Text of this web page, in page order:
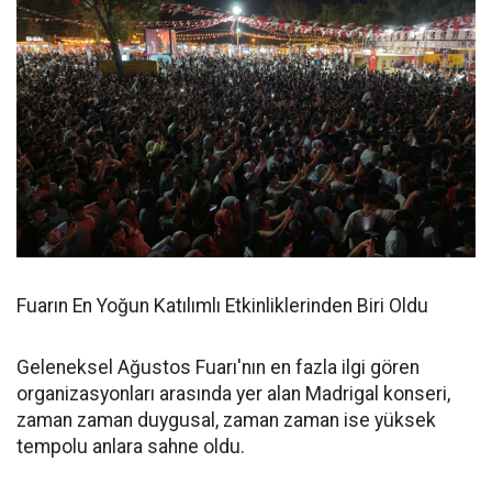
Fuarın En Yoğun Katılımlı Etkinliklerinden Biri Oldu
Geleneksel Ağustos Fuarı'nın en fazla ilgi gören
organizasyonları arasında yer alan Madrigal konseri,
zaman zaman duygusal, zaman zaman ise yüksek
tempolu anlara sahne oldu.